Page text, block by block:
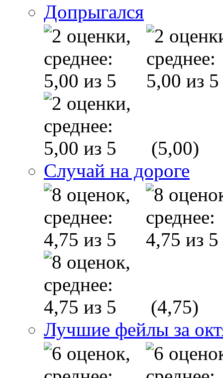
Допрыгался
(5,00)
Случай на дороге
(4,75)
Лучшие фейлы за